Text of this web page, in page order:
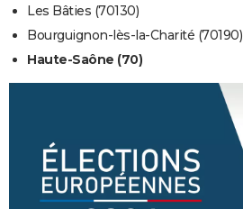
Les Bâties (70130)
Bourguignon-lès-la-Charité (70190)
Haute-Saône (70)